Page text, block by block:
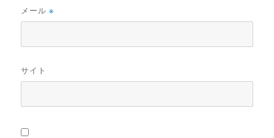
メール※
サイト